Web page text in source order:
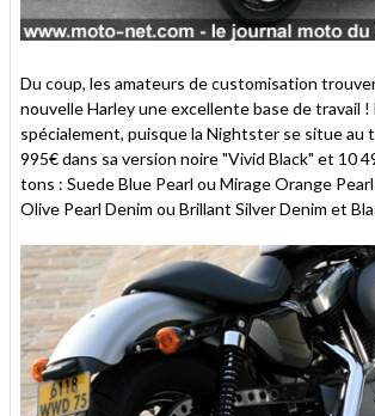
Du coup, les amateurs de customisation
nouvelle Harley une excellente base de travail
spécialement, puisque la Nightster se situe au
995€ dans sa version noire "Vivid Black" et 10
tons : Suede Blue Pearl ou Mirage Orange
Olive Pearl Denim ou Brillant Silver Denim et